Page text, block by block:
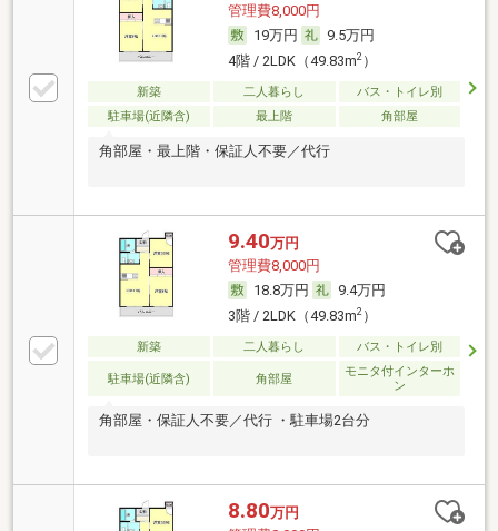
管理費8,000円
19万円
9.5万円
4階 / 2LDK（49.83m2）
新築 二人暮らし
バス・トイレ別
駐車場(近隣含)
最上階 角部屋
角部屋・最上階・保証人不要／代行
9.40万円
管理費8,000円
18.8万円
9.4万円
3階 / 2LDK（49.83m2）
新築 二人暮らし バス・トイレ別
駐車場(近隣含) 角部屋
モニタ付インターホ
ン
角部屋・保証人不要／代行 ・駐車場2台分
8.80万円